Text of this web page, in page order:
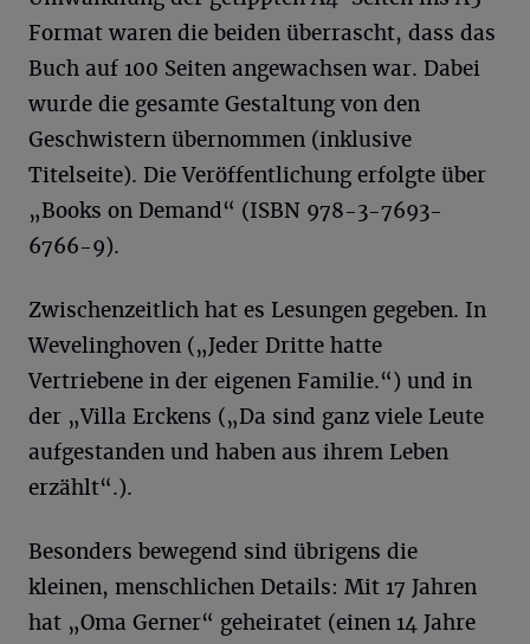
Format waren die beiden überrascht, dass das
Buch auf 100 Seiten angewachsen war. Dabei
wurde die gesamte Gestaltung von den
Geschwistern übernommen (inklusive
Titelseite). Die Veröffentlichung erfolgte über
„Books on Demand“ (ISBN 978-3-7693-
6766-9).
Zwischenzeitlich hat es Lesungen gegeben. In
Wevelinghoven („Jeder Dritte hatte
Vertriebene in der eigenen Familie.“) und in
der „Villa Erckens („Da sind ganz viele Leute
aufgestanden und haben aus ihrem Leben
erzählt“.).
Besonders bewegend sind übrigens die
kleinen, menschlichen Details: Mit 17 Jahren
hat „Oma Gerner“ geheiratet (einen 14 Jahre